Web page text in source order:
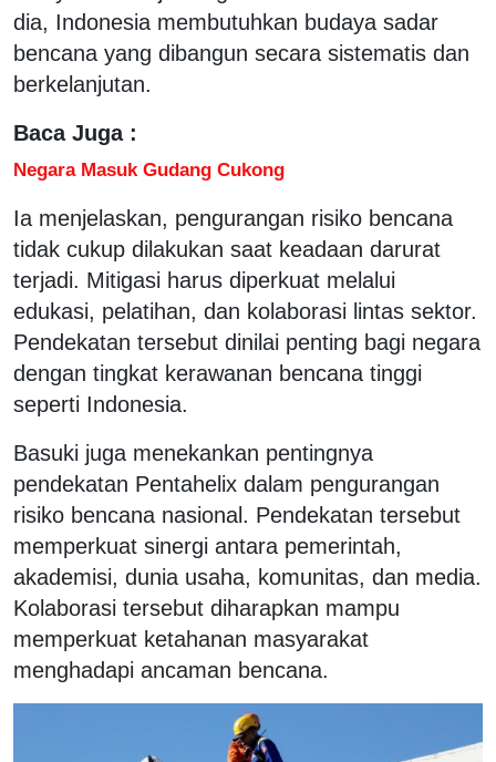
dia, Indonesia membutuhkan budaya sadar
bencana yang dibangun secara sistematis dan
berkelanjutan.
Baca Juga :
Negara Masuk Gudang Cukong
Ia menjelaskan, pengurangan risiko bencana
tidak cukup dilakukan saat keadaan darurat
terjadi. Mitigasi harus diperkuat melalui
edukasi, pelatihan, dan kolaborasi lintas sektor.
Pendekatan tersebut dinilai penting bagi negara
dengan tingkat kerawanan bencana tinggi
seperti Indonesia.
Basuki juga menekankan pentingnya
pendekatan Pentahelix dalam pengurangan
risiko bencana nasional. Pendekatan tersebut
memperkuat sinergi antara pemerintah,
akademisi, dunia usaha, komunitas, dan media.
Kolaborasi tersebut diharapkan mampu
memperkuat ketahanan masyarakat
menghadapi ancaman bencana.